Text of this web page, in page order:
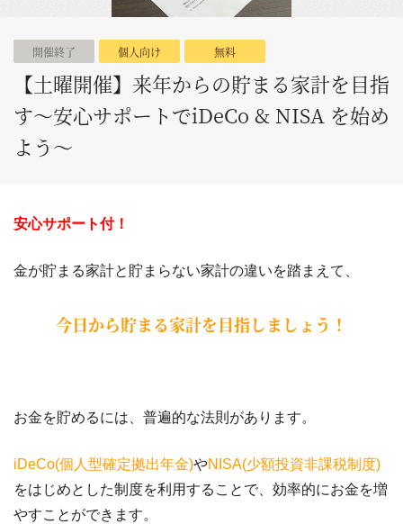
開催終了 個人向け 無料
【土曜開催】来年からの貯まる家計を目指
す～安心サポートでiDeCo & NISA を始め
よう～
安心サポート付！
金が貯まる家計と貯まらない家計の違いを踏まえて、
今日から貯まる家計を目指しましょう！
お金を貯めるには、普遍的な法則があります。
iDeCo(個人型確定拠出年金)やNISA(少額投資非課税制度)
をはじめとした制度を利用することで、効率的にお金を増
やすことができます。